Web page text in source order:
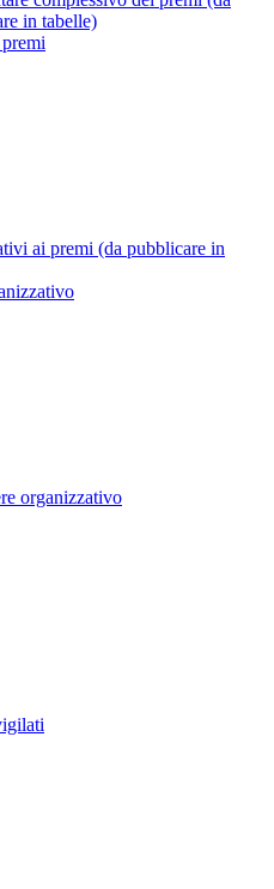
in tabelle)
ai premi (da pubblicare in
organizzativo